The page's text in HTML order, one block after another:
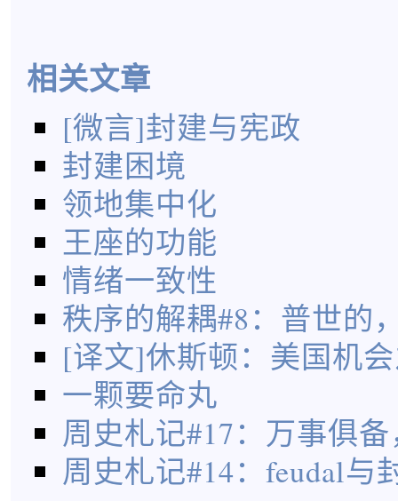
相关文章
[微言]封建与宪政
封建困境
领地集中化
王座的功能
情绪一致性
秩序的解耦#8：普世的
[译文]休斯顿：美国机
一颗要命丸
周史札记#17：万事俱
周史札记#14：feudal与